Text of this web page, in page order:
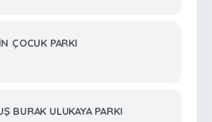
ÇOCUK PARKI
BURAK ULUKAYA PARKI